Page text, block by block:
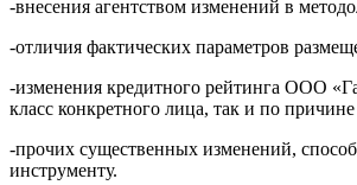
-внесения агентством изменений в
-отличия фактических параметров
-изменения кредитного рейтинга ООО
класс конкретного лица, так и по
-прочих существенных изменений,
инструменту.